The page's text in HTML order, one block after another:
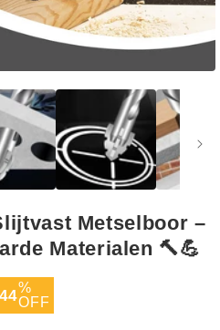
Metselboor –
Materialen 🔨💪
Aanbiedingsprijs
44%
OFF